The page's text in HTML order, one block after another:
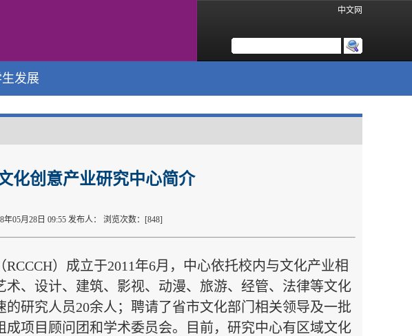
中文网
生发展
化创意产业研究中心简介
年05月28日 09:55 发布人： 浏览次数：[848]
RCCCH）成立于2011年6月，中心依托校内与文化产业相
、设计、建筑、影视、动漫、旅游、经管、法律等文化
的研究人员20余人；聘请了省市文化部门相关领导及一批
项目顾问团和学术委员会。目前，研究中心有区域文化